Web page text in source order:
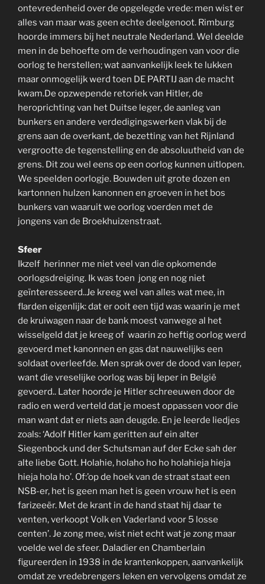
ontevredenheid over de opgelegde vrede: men wist er
alles van maar was geen echte deelgenoot. Rimburg
hoorde immers bij het neutrale Nederland. Wel deelde
men in de behoefte om de verhoudingen van voor die
oorlog te herstellen; wat aanvankelijk leek te lukken
maar onmogelijk werd toen DE PARTIJ aan de macht
kwam.De opzwepende retoriek van Hitler, de
heroprichting van het Duitse leger, de aanleg van
bunkers en andere verdedigingswerken vlak bij de
grens aan de overkant, de bezetting van het Rijnland
vergrootte de tegenstelling en de absoluutheid van de
grens. Dit zou wel eens op een oorlog kunnen uitlopen.
We speelden oorlogje. Bouwden uit grote dozen en
kartonnen hulzen kanonnen en groeven in het bos
bunkers van waaruit we oorlog voerden met de
jongens van de Broekhuizenstraat.
Sfeer
Ikzelf herinner me niet veel van die opkomende
oorlogsdreiging. Ik was toen jong en nog niet
geïnteresseerd..Je kreeg wel van alles wat mee, in
flarden eigenlijk: dat er ooit een tijd was waarin je met
de kruiwagen naar de bank moest vanwege al het
wisselgeld dat je kreeg of waarin zo heftig oorlog werd
gevoerd met kanonnen en gas dat nauwelijks een
soldaat overleefde. Men sprak over de dood van Ieper,
want die vreselijke oorlog was bij Ieper in België
gevoerd.. Later hoorde je Hitler schreeuwen door de
radio en werd verteld dat je moest oppassen voor die
man want dat er niets aan deugde. En je leerde liedjes
zoals: ‘Adolf Hitler kam geritten auf ein alter
Siegenbock und der Schutsman auf der Ecke sah der
alte liebe Gott. Holahie, holaho ho ho holahieja hieja
hieja hola ho’. Of:’op de hoek van de straat staat een
NSB-er, het is geen man het is geen vrouw het is een
farizeeër. Met de krant in de hand staat hij daar te
venten, verkoopt Volk en Vaderland voor 5 losse
centen’. Je zong mee, wist niet echt wat je zong maar
voelde wel de sfeer. Daladier en Chamberlain
figureerden in 1938 in de krantenkoppen, aanvankelijk
omdat ze vredebrengers leken en vervolgens omdat ze